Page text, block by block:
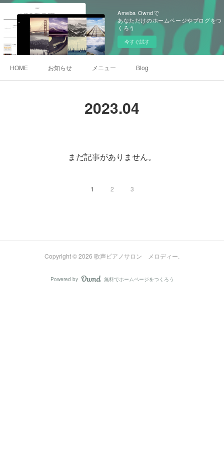
Ameba Owndで
あなただけのホームページやブログをつ
くろう
今すぐ試す
HOME お知らせ メニュー Blog
2023.04
まだ記事がありません。
1 2 3
Copyright ©2026 歌声ピアノサロン メロディー.
Powered by AmebaOwnd
無料でホームページをつくろう